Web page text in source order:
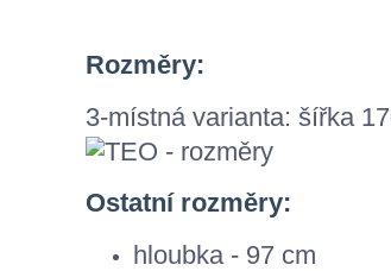
Rozměry:
3-místná varianta: šířka
Ostatní rozměry:
hloubka - 97 cm